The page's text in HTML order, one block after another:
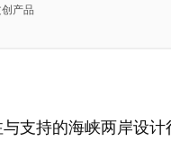
产品
支持的海峡两岸设